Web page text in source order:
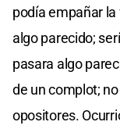
podía empañar
algo parecido;
pasara algo
de un complot;
opositores.